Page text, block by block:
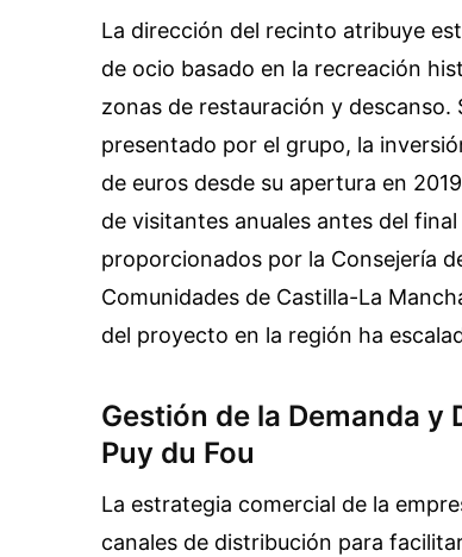
La dirección del recinto atribuye
de ocio basado en la recreación
zonas de restauración y
presentado por el grupo, la
de euros desde su apertura en
de visitantes anuales antes del
proporcionados por la Consejería
Comunidades de Castilla-La
del proyecto en la región ha
Gestión de la Demanda y
Puy du Fou
La estrategia comercial de la
canales de distribución para